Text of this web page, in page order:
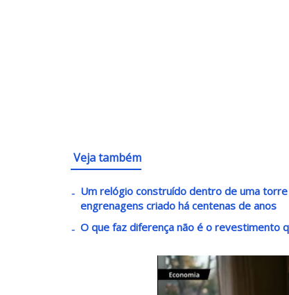
Veja também
Um relógio construído dentro de uma
engrenagens criado há centenas de anos
O que faz diferença não é o revestimento